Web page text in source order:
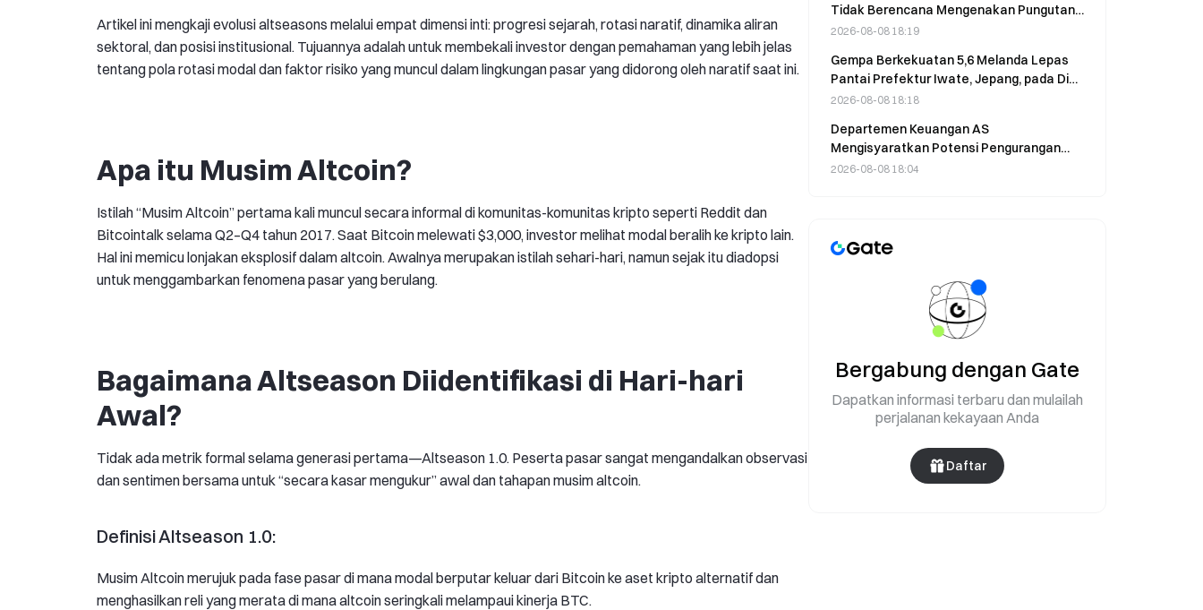
Artikel ini mengkaji evolusi altseasons melalui empat dimensi inti: progresi sejarah, rotasi naratif, dinamika aliran
sektoral, dan posisi institusional. Tujuannya adalah untuk membekali investor dengan pemahaman yang lebih jelas
tentang pola rotasi modal dan faktor risiko yang muncul dalam lingkungan pasar yang didorong oleh naratif saat ini.
Apa itu Musim Altcoin?
Istilah “Musim Altcoin” pertama kali muncul secara informal di komunitas-komunitas kripto seperti Reddit dan
Bitcointalk selama Q2–Q4 tahun 2017. Saat Bitcoin melewati $3,000, investor melihat modal beralih ke kripto lain.
Hal ini memicu lonjakan eksplosif dalam altcoin. Awalnya merupakan istilah sehari-hari, namun sejak itu diadopsi
untuk menggambarkan fenomena pasar yang berulang.
Bagaimana Altseason Diidentifikasi di Hari-hari
Awal?
Tidak ada metrik formal selama generasi pertama—Altseason 1.0. Peserta pasar sangat mengandalkan observasi
dan sentimen bersama untuk “secara kasar mengukur” awal dan tahapan musim altcoin.
Definisi Altseason 1.0:
Musim Altcoin merujuk pada fase pasar di mana modal berputar keluar dari Bitcoin ke aset kripto alternatif dan
menghasilkan reli yang merata di mana altcoin seringkali melampaui kinerja BTC.
Tidak Berencana Mengenakan Pungutan
di Selat Hormuz, Kata Wapres Vance pada
2026-08-08 18:19
Gempa Berkekuatan 5,6 Melanda Lepas
Pantai Prefektur Iwate, Jepang, pada Dini
Hari 9 Agustus
2026-08-08 18:18
Departemen Keuangan AS
Mengisyaratkan Potensi Pengurangan
Penjualan Obligasi Bertenor 20 Tahun dan
2026-08-08 18:04
Bergabung dengan Gate
Dapatkan informasi terbaru dan mulailah
perjalanan kekayaan Anda
Daftar